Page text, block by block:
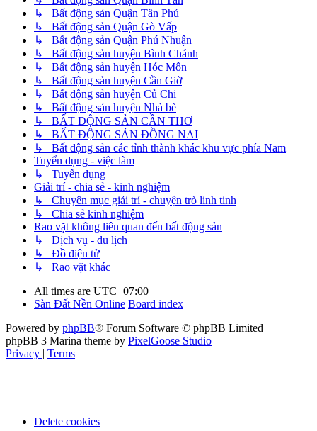
↳ Bất động sản Quận Tân Phú
↳ Bất động sản Quận Gò Vấp
↳ Bất động sản Quận Phú Nhuận
↳ Bất động sản huyện Bình Chánh
↳ Bất động sản huyện Hóc Môn
↳ Bất động sản huyện Cần Giờ
↳ Bất động sản huyện Củ Chi
↳ Bất động sản huyện Nhà bè
↳ BẤT ĐỘNG SẢN CẦN THƠ
↳ BẤT ĐỘNG SẢN ĐỒNG NAI
↳ Bất động sản các tỉnh thành khác khu vực phía Nam
Tuyển dụng - việc làm
↳ Tuyển dụng
Giải trí - chia sẻ - kinh nghiệm
↳ Chuyên mục giải trí - chuyện trò linh tinh
↳ Chia sẻ kinh nghiệm
Rao vặt không liên quan đến bất động sản
↳ Dịch vụ - du lịch
↳ Đồ điện tử
↳ Rao vặt khác
All times are UTC+07:00
Sàn Đất Nền Online Board index
Powered by phpBB® Forum Software © phpBB Limited
phpBB 3 Marina theme by PixelGoose Studio
Privacy | Terms
Delete cookies